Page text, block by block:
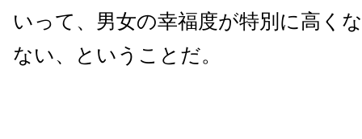
いって、男女の幸福度が特別に高く
ない、ということだ。